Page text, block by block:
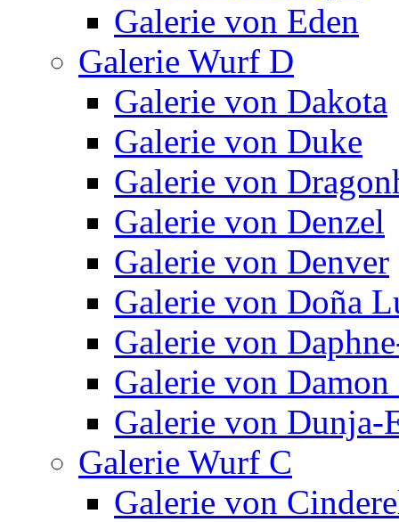
Galerie von Eden
Galerie Wurf D
Galerie von Dakota
Galerie von Duke
Galerie von
Galerie von Denzel
Galerie von Denver
Galerie von Doña
Galerie von
Galerie von
Galerie von Dunja-
Galerie Wurf C
Galerie von